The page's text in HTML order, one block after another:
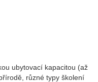
ubytovací kapacitou (až
různé typy školení